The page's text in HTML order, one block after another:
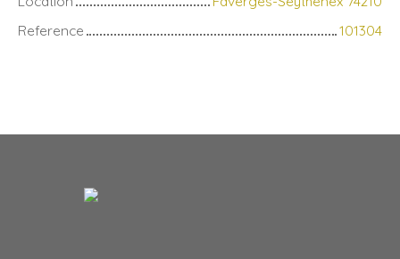
Reference
101304